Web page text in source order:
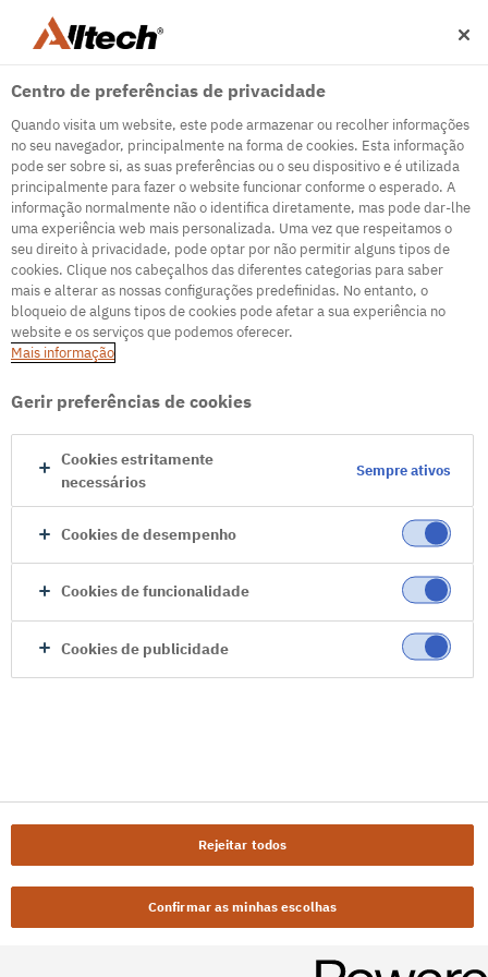
500
Servidor de erro interno
Servidor de erro interno
Centro de preferências de privacidade
Quando visita um website, este pode armazenar ou recolher informações
no seu navegador, principalmente na forma de cookies. Esta informação
pode ser sobre si, as suas preferências ou o seu dispositivo e é utilizada
principalmente para fazer o website funcionar conforme o esperado. A
informação normalmente não o identifica diretamente, mas pode dar-lhe
uma experiência web mais personalizada. Uma vez que respeitamos o
seu direito à privacidade, pode optar por não permitir alguns tipos de
cookies. Clique nos cabeçalhos das diferentes categorias para saber
mais e alterar as nossas configurações predefinidas. No entanto, o
bloqueio de alguns tipos de cookies pode afetar a sua experiência no
website e os serviços que podemos oferecer.
Mais informação
Gerir preferências de cookies
Cookies estritamente
necessários
Sempre ativos
Cookies de desempenho
Cookies de funcionalidade
Cookies de publicidade
Rejeitar todos
Confirmar as minhas escolhas